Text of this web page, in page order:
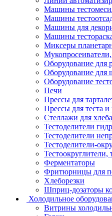
Машины
Машины
Машины для
Машины
Миксеры
Оборудование для
Оборудование для
Оборудование
Печи
Прессы для
Прессы для теста и
Стеллажи для хлеба
Тестоделители
Тестоделители
Тестоделители-
Тестоокруглители,
Ферментаторы
Фритюрницы для
Хлеборезки
Шприц-дозаторы
Холодильное
Витрины